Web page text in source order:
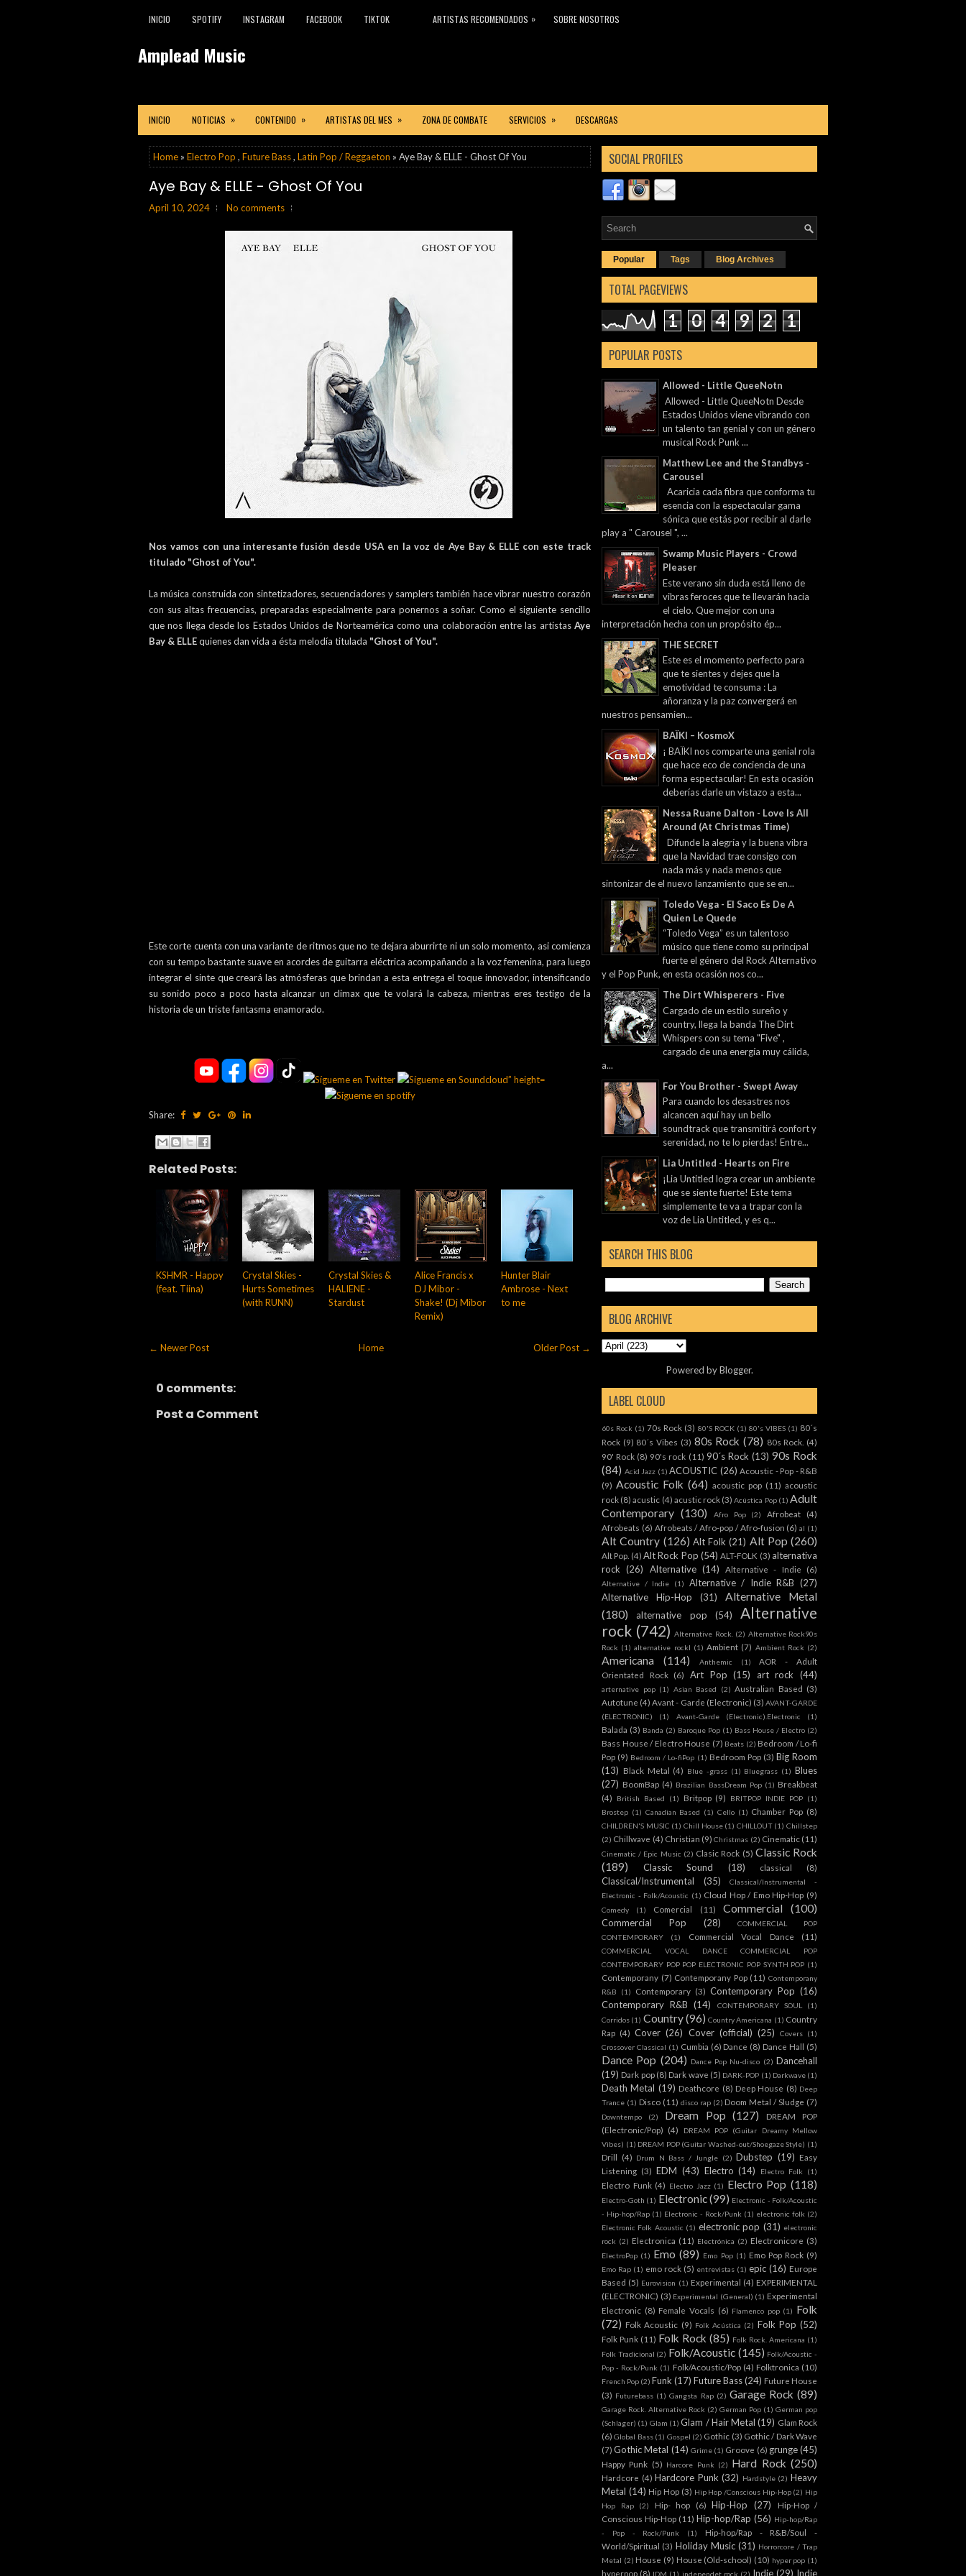
INICIO SPOTIFY INSTAGRAM FACEBOOK TIKTOK ARTISTAS RECOMENDADOS » SOBRE NOSOTROS
Amplead Music
INICIO NOTICIAS » CONTENIDO » ARTISTAS DEL MES » ZONA DE COMBATE SERVICIOS » DESCARGAS
Home » Electro Pop , Future Bass, Latin Pop / Reggaeton » Aye Bay & ELLE - Ghost Of You
Aye Bay & ELLE - Ghost Of You
April 10, 2024 No comments
Nos vamos con una interesante fusión desde USA en la voz de Aye Bay & ELLE con este track
titulado "Ghost of You".
La música construida con sintetizadores, secuenciadores y samplers también hace vibrar nuestro corazón
con sus altas frecuencias, preparadas especialmente para ponernos a soñar. Como el siguiente sencillo
que nos llega desde los Estados Unidos de Norteamérica como una colaboración entre las artistas Aye
Bay & ELLEquienes dan vida a ésta melodía titulada "Ghost of You".
Este corte cuenta con una variante de ritmos que no te dejara aburrirte ni un solo momento, asi comienza
con su tempo bastante suave en acordes de guitarra eléctrica acompañando a la voz femenina, para luego
integrar el sinte que creará las atmósferas que brindan a esta entrega el toque innovador, intensificando
su sonido poco a poco hasta alcanzar un climax que te volará la cabeza, mientras eres testigo de la
historia de un triste fantasma enamorado.
Share:
Related Posts:
KSHMR - Happy
(feat. Tiina)
Crystal Skies -
Hurts Sometimes
(with RUNN)
Crystal Skies &
HALIENE -
Stardust
Alice Francis x
DJ Mibor -
Shake! (Dj Mibor
Remix)
Hunter Blair
Ambrose - Next
to me
← Newer Post Older Post →
Home
0 comments:
Post a Comment
SOCIAL PROFILES
Popular Tags Blog Archives
TOTAL PAGEVIEWS
1 0 4 9 2 1
POPULAR POSTS
Allowed - Little QueeNotn
Allowed - Little QueeNotn Desde
Estados Unidos viene vibrando con
un talento tan genial y con un género
musical Rock Punk ...
Matthew Lee and the Standbys -
Carousel
Acaricia cada fibra que conforma tu
esencia con la espectacular gama
sónica que estás por recibir al darle
play a " Carousel ", ...
Swamp Music Players - Crowd
Pleaser
Este verano sin duda está lleno de
vibras feroces que te llevarán hacia
el cielo. Que mejor con una
interpretación hecha con un propósito ép...
THE SECRET
Este es el momento perfecto para
que te sientes y dejes que la
emotividad te consuma : La
añoranza y la paz convergerá en
nuestros pensamien...
BAÏKI – KosmoX
¡ BAÏKI nos comparte una genial rola
que hace eco de conciencia de una
forma espectacular! En esta ocasión
deberías darle un vistazo a esta...
Nessa Ruane Dalton - Love Is All
Around (At Christmas Time)
Difunde la alegría y la buena vibra
que la Navidad trae consigo con
nada más y nada menos que
sintonizar de el nuevo lanzamiento que se en...
Toledo Vega - El Saco Es De A
Quien Le Quede
“Toledo Vega” es un talentoso
músico que tiene como su principal
fuerte el género del Rock Alternativo
y el Pop Punk, en esta ocasión nos co...
The Dirt Whisperers - Five
Cargado de un estilo sureño y
country, llega la banda The Dirt
Whispers con su tema "Five" ,
cargado de una energía muy cálida,
a...
For You Brother - Swept Away
Para cuando los desastres nos
alcancen aquí hay un bello
soundtrack que transmitirá confort y
serenidad, no te lo pierdas! Entre...
Lia Untitled - Hearts on Fire
¡Lia Untitled logra crear un ambiente
que se siente fuerte! Este tema
simplemente te va a trapar con la
voz de Lia Untitled, y es q...
SEARCH THIS BLOG
BLOG ARCHIVE
Powered byBlogger.
LABEL CLOUD
60s Rock (1) 70s Rock (3) 80'S ROCK (1) 80's VIBES (1) 80´s
Rock (9) 80´s Vibes (3) 80s Rock (78) 80s Rock. (4)
90' Rock (8) 90's rock (11) 90´s Rock (13) 90s Rock
(84) Acid Jazz (1) ACOUSTIC (26) Acoustic - Pop - R&B
(9) Acoustic Folk (64) acoustic pop (11) acoustic
rock (8) acustic (4) acustic rock (3) Acústica Pop (1) Adult
Contemporary (130) Afro Pop (2) Afrobeat
(4)
Afrobeats (6) Afrobeats / Afro-pop / Afro-fusion (6) al (1)
Alt Country (126) Alt Folk (21) Alt Pop (260)
Alt Pop. (4) Alt Rock Pop (54) ALT-FOLK (3) alternativa
rock (26) Alternative (14) Alternative - Indie (6)
Alternative / Indie (1) Alternative / Indie R&B (27)
Alternative Hip-Hop
(31)
Alternative Metal
(180)
alternative pop (54)
Alternative
rock (742) Alternative Rock. (2) Alternative Rock90s
Rock (1) alternative rockl (1) Ambient (7) Ambient Rock (2)
Americana (114) Anthemic (1)
AOR - Adult
Orientated Rock (6) Art Pop (15) art rock (44)
arternative pop (1) Asian Based (2) Australian Based (3)
Autotune (4) Avant - Garde (Electronic) (3) AVANT-GARDE
(ELECTRONIC)
(1) Avant-Garde (Electronic).Electronic (1)
Balada (3) Banda (2) Baroque Pop (1) Bass House / Electro (2)
Bass House / Electro House (7) Beats (2) Bedroom / Lo-fi
Pop (9) Bedroom / Lo-fiPop (1) Bedroom Pop (3) Big Room
(13) Black Metal (4) Blue -grass (1) Bluegrass (1) Blues
(27) BoomBap (4) Brazilian BassDream Pop (1) Breakbeat
(4)
British Based (1) Britpop (9) BRITPOP INDIE POP (1)
Brostep (1) Canadian Based (1) Cello (1) Chamber Pop (8)
CHILDREN'S MUSIC (1) Chill House (1) CHILLOUT (1) Chillstep
(2) Chillwave (4) Christian (9) Christmas (2) Cinematic (11)
Cinematic / Epic Music (2) Clasic Rock (5) Classic Rock
(189)
Classic Sound (18) classical (8)
Classical/Instrumental (35)
Classical/Instrumental -
Electronic - Folk/Acoustic (1) Cloud Hop / Emo Hip-Hop (9)
Comedy (1) Comercial (11) Commercial (100)
Commercial Pop (28)
COMMERCIAL POP
CONTEMPORARY
(1) Commercial Vocal Dance (11)
COMMERCIAL VOCAL DANCE COMMERCIAL POP
CONTEMPORARY POP POP ELECTRONIC POP SYNTH POP (1)
Contemporany (7) Contemporany Pop (11) Contemporany
R&B
(1) Contemporary (3) Contemporary Pop (16)
Contemporary R&B (14) CONTEMPORARY SOUL
(1)
Corridos (1) Country(96) Country Americana (1) Country
Rap (4) Cover (26) Cover (official) (25) Covers (1)
Crossover Classical (1) Cumbia (6) Dance (8) Dance Hall (5)
Dance Pop (204) Dance Pop Nu-disco (2) Dancehall
(19) Dark pop (8) Dark wave (5) DARK-POP (1) Darkwave (1)
Death Metal (19) Deathcore (8) Deep House (8) Deep
Trance (1) Disco (11) disco rap (2) Doom Metal / Sludge (7)
Downtempo (2) Dream Pop (127)
DREAM POP
(Electronic/Pop) (4)
DREAM POP (Guitar Dreamy Mellow
Vibes) (1) DREAM POP (Guitar Washed-out/Shoegaze Style) (1)
Drill (4) Drum N Bass / Jungle (2) Dubstep (19) Easy
Listening (3) EDM (43) Electro (14) Electro Folk (1)
Electro Funk (4) Electro Jazz (1) Electro Pop (118)
Electro-Goth (1) Electronic(99) Electronic - Folk/Acoustic
- Hip-hop/Rap (1) Electronic - Rock/Punk (1) electronic folk (2)
Electronic Folk Acoustic (1) electronic pop (31) electronic
rock (2) Electronica (11) Electrónica (2) Electronicore (3)
ElectroPop (1) Emo (89) Emo Pop (1) Emo Pop Rock (9)
Emo Rap (1) emo rock (5) entrevistas (1) epic (16) Europe
Based (5) Eurovision (1) Experimental (4) EXPERIMENTAL
(ELECTRONIC) (3) Experimental (General) (1) Experimental
Electronic (8) Female Vocals (6) Flamenco pop (1) Folk
(72) Folk Acoustic (9) Folk Acústica (2) Folk Pop (52)
Folk Punk (11) Folk Rock (85) Folk Rock. Americana (1)
Folk Tradicional (2) Folk/Acoustic (145) Folk/Acoustic -
Pop - Rock/Punk (1) Folk/Acoustic/Pop (4) Folktronica (10)
French Pop (2) Funk (17) Future Bass(24) Future House
(3) Futurebass (1) Gangsta Rap (2) Garage Rock (89)
Garage Rock. Alternative Rock (2) German Pop (1) German pop
(Schlager) (1) Glam (1) Glam / Hair Metal (19) Glam Rock
(6) Global Bass (1) Gospel (2) Gothic (3) Gothic / Dark Wave
(7) Gothic Metal (14) Grime (1) Groove (6) grunge (45)
Happy Punk (5) Harcore Punk (2) Hard Rock (250)
Hardcore (4) Hardcore Punk (32) Hardstyle (2) Heavy
Metal (14) Hip Hop (3) Hip Hop /Conscious Hip-Hop (2) Hip
Hop Rap
(2) Hip- hop (6) Hip-Hop (27)
Hip-Hop /
Conscious Hip-Hop (11) Hip-hop/Rap (56) Hip-hop/Rap
- Pop - Rock/Punk
(1)
Hip-hop/Rap - R&B/Soul -
World/Spiritual (3) Holiday Music (31) Horrorcore / Trap
Metal (2) House (9) House (Old-school) (10) hyper pop (1)
hyperpop (8) IDM (1) independet rock (2) Indie (29) Indie